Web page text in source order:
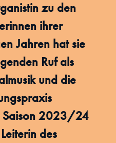
zu den
ihrer
Jahren hat sie
Ruf als
und die
Saison 2023/24
des